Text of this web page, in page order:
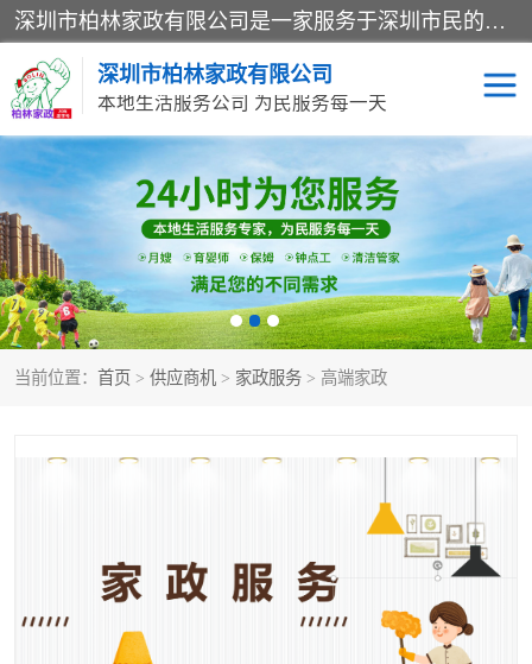
深圳市柏林家政有限公司是一家服务于深圳市民的专业家政公司。致力于为客户提供高质量、多维度的家庭服务，包括养老、母婴、月嫂育婴早教、康复理疗、家电清洗和保洁等方面的专业服务。
深圳市柏林家政有限公司
本地生活服务公司 为民服务每一天
当前位置： 首页 > 供应商机 > 家政服务 > 高端家政
家居保洁 护工月嫂
家庭保姆 家政服务